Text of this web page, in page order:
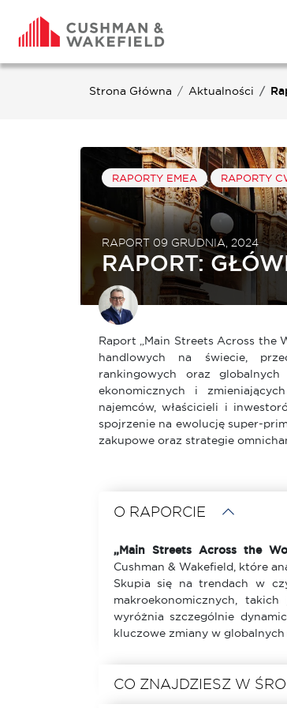
Strona Główna Aktualności
RAPORTY EMEA RAPORTY
RAPORT 09 GRUDNIA, 2024
RAPORT:
Raport „Main Streets Across the
handlowych na świecie,
rankingowych oraz
ekonomicznych i
najemców, właścicieli i
spojrzenie na ewolucję super-
zakupowe oraz strategie
O RAPORCIE
„Main Streets Across the
Cushman & Wakefield, które
Skupia się na trendach w
makroekonomicznych,
wyróżnia szczególnie
kluczowe zmiany w
CO ZNAJDZIESZ W